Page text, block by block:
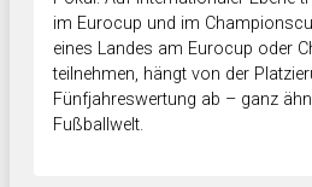
im Eurocup und im
eines Landes am Eurocup oder
teilnehmen, hängt von der
Fünfjahreswertung ab – ganz
Fußballwelt.